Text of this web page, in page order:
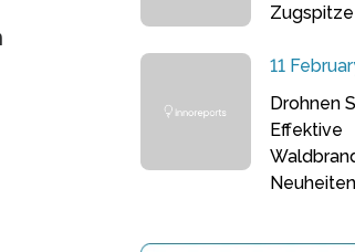
Zugspitze
11
Drohnen
Effektive
Neuheiten